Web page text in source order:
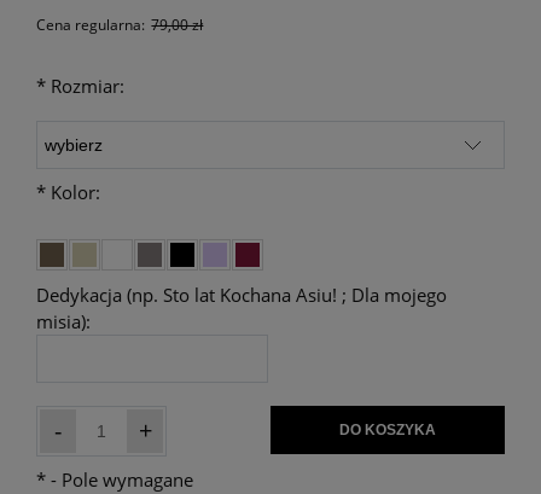
Cena regularna: 79,00 zł
* Rozmiar:
* Kolor:
Dedykacja (np. Sto lat Kochana Asiu! ; Dla mojego
misia):
- + DO KOSZYKA
* - Pole wymagane